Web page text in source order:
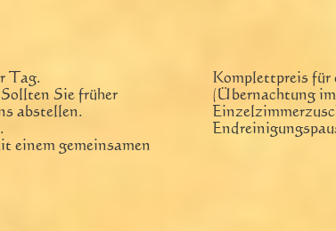
Tag.
Sie früher
abstellen.
einem gemeinsamen
Komplettpreis für
(Übernachtung